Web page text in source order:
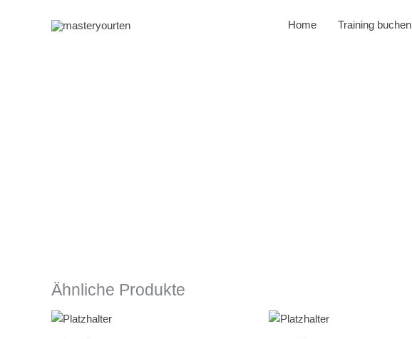
Home Training buchen
Ähnliche Produkte